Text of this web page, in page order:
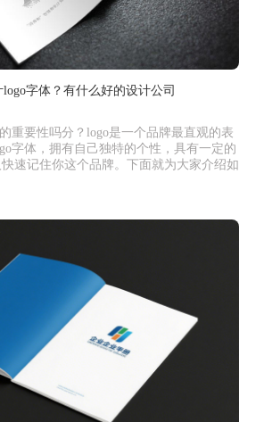
字体？有什么好的设计公司
重要性吗分？logo是一个品牌最直观的表
字体，拥有自己独特的个性，具有一定的
速记住你这个品牌。下面就为大家介绍如